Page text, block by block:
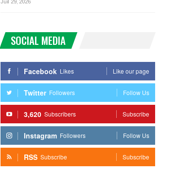
Juil 29, 2026
SOCIAL MEDIA
Facebook Likes Like our page
Twitter Followers Follow Us
3,620 Subscribers Subscribe
Instagram Followers Follow Us
RSS Subscribe Subscribe